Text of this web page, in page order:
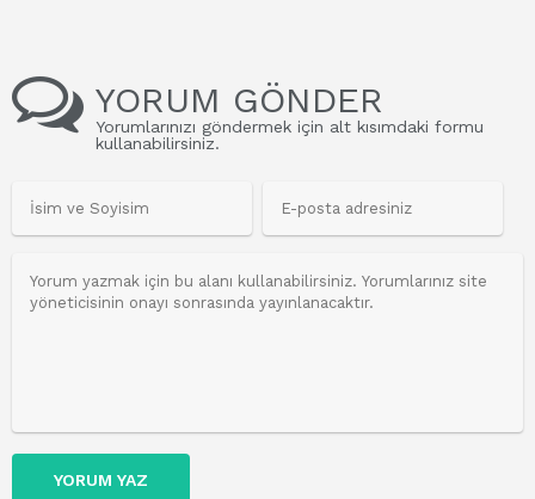
YORUM GÖNDER
Yorumlarınızı göndermek için alt kısımdaki formu
kullanabilirsiniz.
YORUM YAZ